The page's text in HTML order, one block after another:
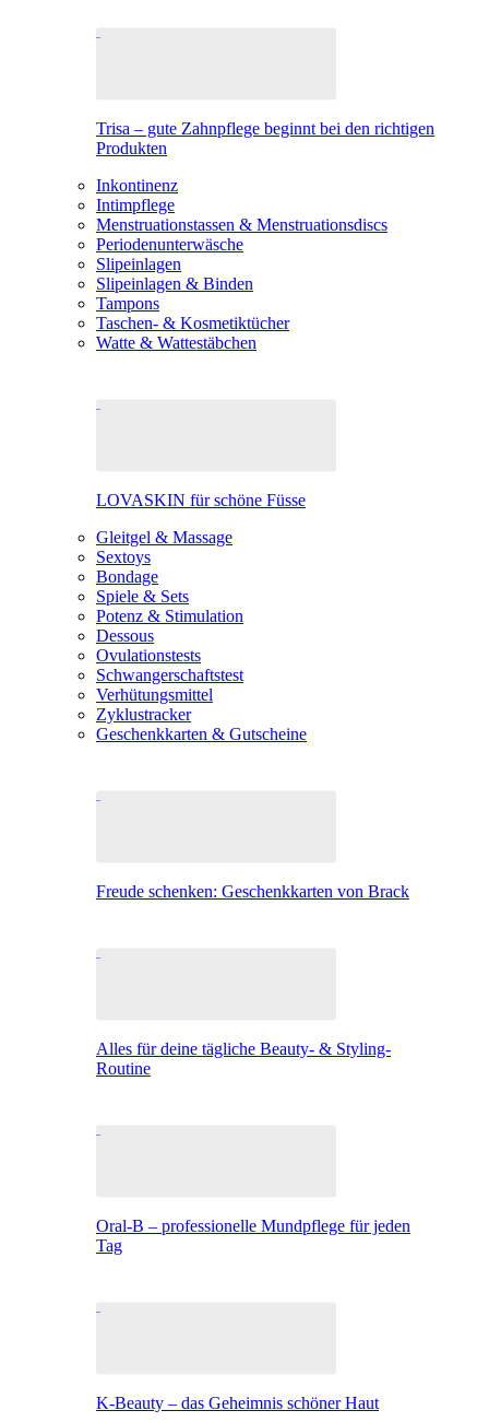
Trisa – gute Zahnpflege beginnt bei den richtigen
Produkten
Inkontinenz
Intimpflege
Menstruationstassen & Menstruationsdiscs
Periodenunterwäsche
Slipeinlagen
Slipeinlagen & Binden
Tampons
Taschen- & Kosmetiktücher
Watte & Wattestäbchen
LOVASKIN für schöne Füsse
Gleitgel & Massage
Sextoys
Bondage
Spiele & Sets
Potenz & Stimulation
Dessous
Ovulationstests
Schwangerschaftstest
Verhütungsmittel
Zyklustracker
Geschenkkarten & Gutscheine
Freude schenken: Geschenkkarten von Brack
Alles für deine tägliche Beauty- & Styling-
Routine
Oral-B – professionelle Mundpflege für jeden
Tag
K-Beauty – das Geheimnis schöner Haut